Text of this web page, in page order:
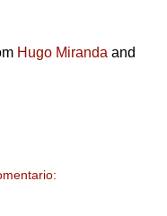
Hugo Miranda and